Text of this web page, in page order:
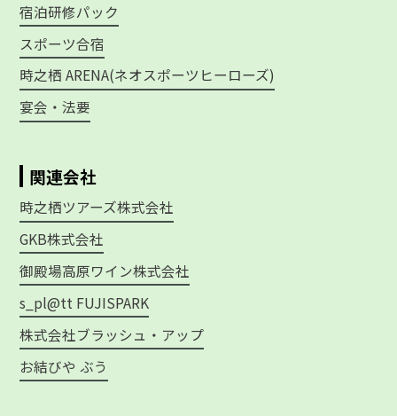
宿泊研修パック
スポーツ合宿
時之栖 ARENA(ネオスポーツヒーローズ)
宴会・法要
関連会社
時之栖ツアーズ株式会社
GKB株式会社
御殿場高原ワイン株式会社
s_pl@tt FUJISPARK
株式会社ブラッシュ・アップ
お結びや ぶう